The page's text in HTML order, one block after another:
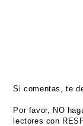
Si comentas, te
Por favor, NO
lectores con